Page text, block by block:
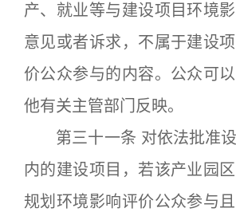
产、就业等与建设项目环境
意见或者诉求，不属于建设
价公众参与的内容。公众可
他有关主管部门反映。
第三十一条 对依法批准设
内的建设项目，若该产业园
规划环境影响评价公众参与